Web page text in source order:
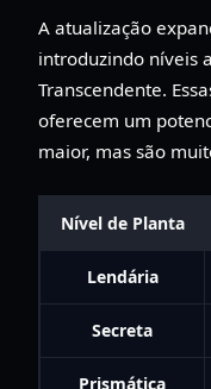
A atualização
introduzindo níveis
Transcendente.
oferecem um
maior, mas são
Nível de Planta
Lendária
Secreta
Prismática